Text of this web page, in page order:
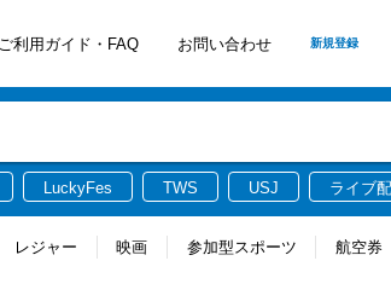
ご利用ガイド・FAQ お問い合わせ 新規登録
LuckyFes TWS USJ ライブ
レジャー 映画 参加型スポーツ 航空券